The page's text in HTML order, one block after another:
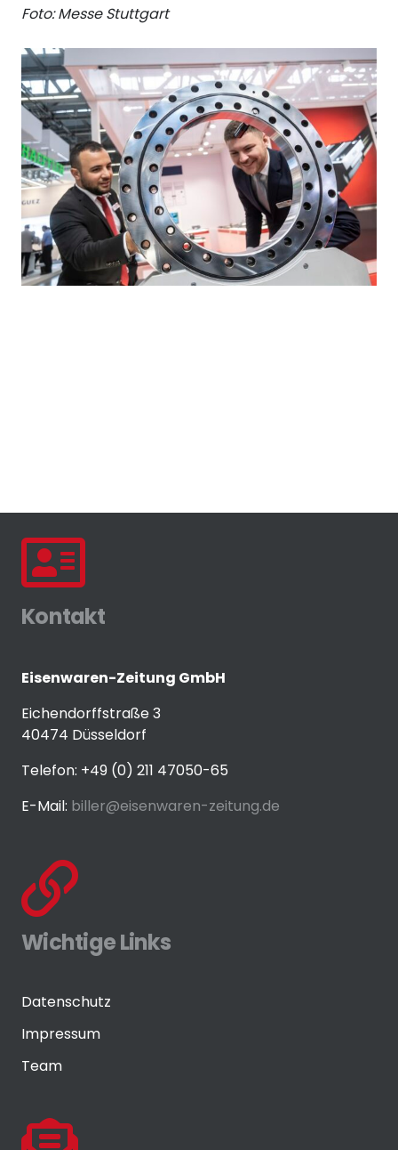
Foto: Messe Stuttgart
Kontakt
Eisenwaren-Zeitung GmbH
Eichendorffstraße 3
40474 Düsseldorf
Telefon: +49 (0) 211 47050-65
E-Mail: biller@eisenwaren-zeitung.de
Wichtige Links
Datenschutz
Impressum
Team